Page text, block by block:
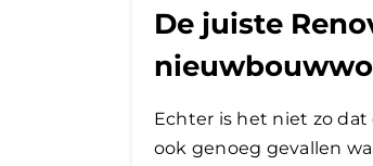
De juiste
Echter is het niet zo
ook genoeg gevallen